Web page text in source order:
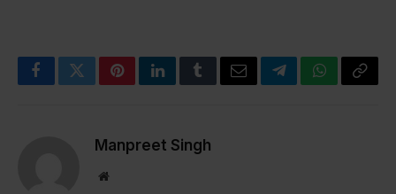
FacebookTwitterPinterestLinkedInTumblrEmailTelegramWhatsApp
Copy
Manpreet Singh
Website